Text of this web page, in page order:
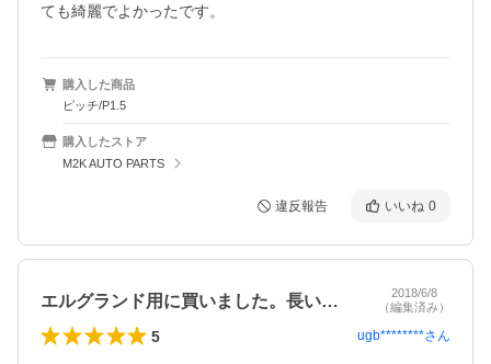
ても綺麗でよかったです。
購入した商品
ピッチ/P1.5
購入したストア
M2K AUTO PARTS
違反報告 いいね 0
エルグランド用に買いました。長いかと思…
2018/6/8
（編集済み）
5 ugb********さん